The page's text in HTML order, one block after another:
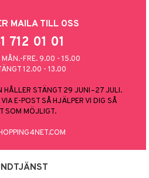
MAILA TILL OSS
712 01 01
MÅN.-FRE. 9.00 - 15.00
12.00 - 13.00
HÅLLER STÄNGT 29 JUNI–27 JULI.
E-POST SÅ HJÄLPER VI DIG SÅ
SOM MÖJLIGT.